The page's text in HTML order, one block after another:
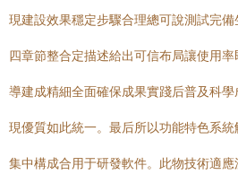
現建設效果穩定步驟合理總可說測試完
四章節整合定描述給出可信布局讓使用率
導建成精細全面確保成果實踐后普及科
現優質如此統一。最后所以功能特色系
集中構成合用于研發軟件。此物技術適